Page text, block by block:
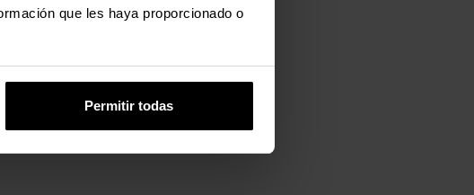
que les haya proporcionado o
Permitir todas